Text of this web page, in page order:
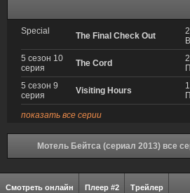
Special The Final Check Out
5 сезон 10
серия
The Cord
5 сезон 9
серия
Visiting Hours
показать все серии
Мотель Бейтса (сериал 2013) все
Смотреть онлайн Плеер #2 Трейлер